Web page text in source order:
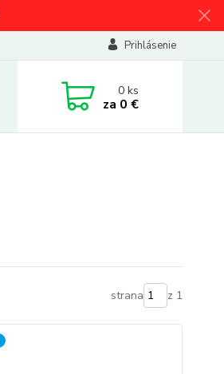
Prihlásenie
0ks
za 0 €
strana z 1